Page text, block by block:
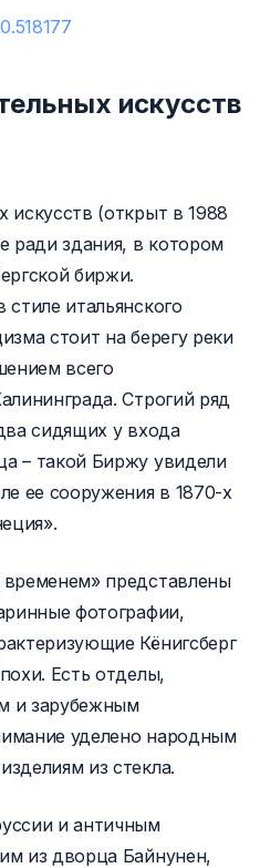
искусств
искусств (открыт в 1988
ради здания, в котором
биржи.
итальянского
стоит на берегу реки
всего
Строгий ряд
сидящих у входа
– такой Биржу увидели
ее сооружения в 1870-х
представлены
фотографии,
Кёнигсберг
Есть отделы,
и зарубежным
уделено народным
из стекла.
и античным
из дворца Байнунен,